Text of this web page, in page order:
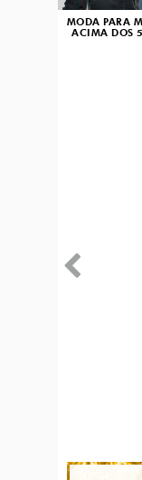
MODA PARA
ACIMA DOS